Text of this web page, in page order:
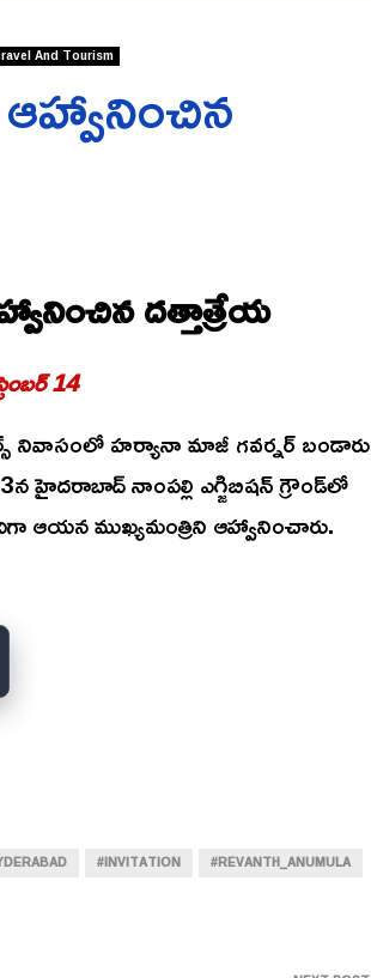
And Tourism
దత్తాత్రేయ
14
నివాసంలో హర్యానా మాజీ గవర్నర్ బండారు
హైదరాబాద్ నాంపల్లి ఎగ్జిబిషన్ గ్రౌండ్‌లో
ఆయన ముఖ్యమంత్రిని ఆహ్వానించారు.
#INVITATION
#REVANTH_ANUMULA